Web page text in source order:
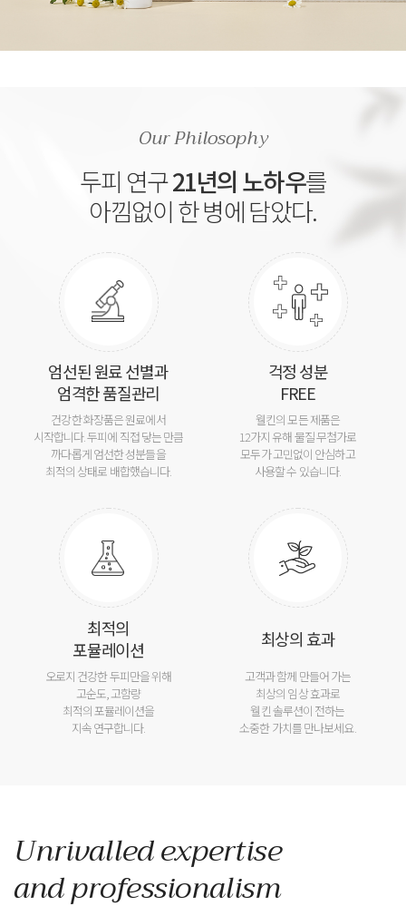
Our Philosophy
두피 연구21년의 노하우를
아낌없이 한 병에 담았다.
엄선된 원료 선별과
엄격한 품질관리
건강한 화장품은 원료에서
시작합니다. 두피에 직접 닿는 만큼
까다롭게 엄선한 성분들을
최적의 상태로 배합했습니다.
걱정 성분
FREE
웰킨의 모든 제품은
12가지 유해 물질 무첨가로
모두가 고민없이 안심하고
사용할 수 있습니다.
최적의
포뮬레이션
오로지 건강한 두피만을 위해
고순도, 고함량
최적의 포뮬레이션을
지속 연구합니다.
최상의 효과
고객과 함께 만들어 가는
최상의 임상 효과로
웰킨 솔루션이 전하는
소중한 가치를 만나보세요.
Unrivalled expertise
and professionalism